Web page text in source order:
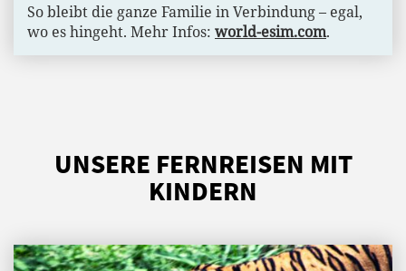
So bleibt die ganze Familie in Verbindung – egal,
wo es hingeht. Mehr Infos: world-esim.com.
UNSERE FERNREISEN MIT
KINDERN